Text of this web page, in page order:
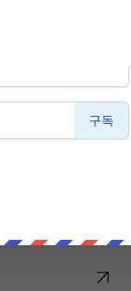
데렐라